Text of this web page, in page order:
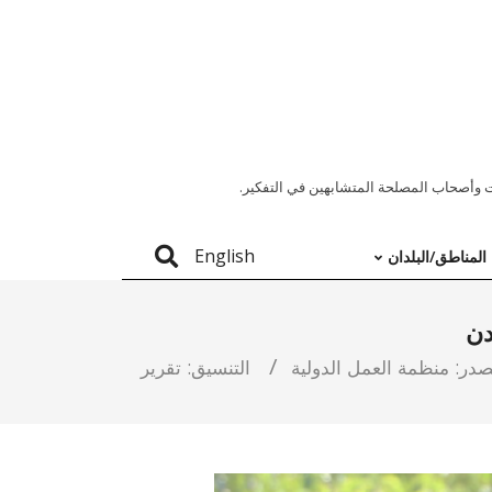
المصلحة المتشابهين في التفكير.
المناطق/البلدان English
منظمة العمل الدولية التنسيق: تقرير